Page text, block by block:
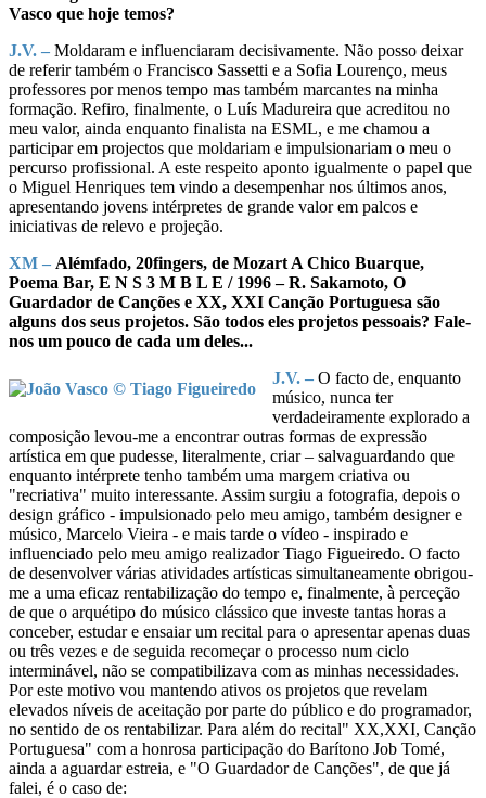
Vasco que hoje temos?
J.V. – Moldaram e influenciaram decisivamente. Não posso deixar
de referir também o Francisco Sassetti e a Sofia Lourenço, meus
professores por menos tempo mas também marcantes na minha
formação. Refiro, finalmente, o Luís Madureira que acreditou no
meu valor, ainda enquanto finalista na ESML, e me chamou a
participar em projectos que moldariam e impulsionariam o meu o
percurso profissional. A este respeito aponto igualmente o papel que
o Miguel Henriques tem vindo a desempenhar nos últimos anos,
apresentando jovens intérpretes de grande valor em palcos e
iniciativas de relevo e projeção.
XM – Alémfado, 20fingers, de Mozart A Chico Buarque,
Poema Bar, E N S 3 M B L E / 1996 – R. Sakamoto, O
Guardador de Canções e XX, XXI Canção Portuguesa são
alguns dos seus projetos. São todos eles projetos pessoais? Fale-
nos um pouco de cada um deles...
J.V. – O facto de, enquanto
músico, nunca ter
verdadeiramente explorado a
composição levou-me a encontrar outras formas de expressão
artística em que pudesse, literalmente, criar – salvaguardando que
enquanto intérprete tenho também uma margem criativa ou
"recriativa" muito interessante. Assim surgiu a fotografia, depois o
design gráfico - impulsionado pelo meu amigo, também designer e
músico, Marcelo Vieira - e mais tarde o vídeo - inspirado e
influenciado pelo meu amigo realizador Tiago Figueiredo. O facto
de desenvolver várias atividades artísticas simultaneamente obrigou-
me a uma eficaz rentabilização do tempo e, finalmente, à perceção
de que o arquétipo do músico clássico que investe tantas horas a
conceber, estudar e ensaiar um recital para o apresentar apenas duas
ou três vezes e de seguida recomeçar o processo num ciclo
interminável, não se compatibilizava com as minhas necessidades.
Por este motivo vou mantendo ativos os projetos que revelam
elevados níveis de aceitação por parte do público e do programador,
no sentido de os rentabilizar. Para além do recital" XX,XXI, Canção
Portuguesa" com a honrosa participação do Barítono Job Tomé,
ainda a aguardar estreia, e "O Guardador de Canções", de que já
falei, é o caso de: